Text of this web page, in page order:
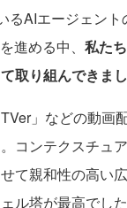
AIエージェン
進める中、 私た
取り組んできま
」などの動画
コンテクスチュ
て親和性の高い
ル塔が最高でし